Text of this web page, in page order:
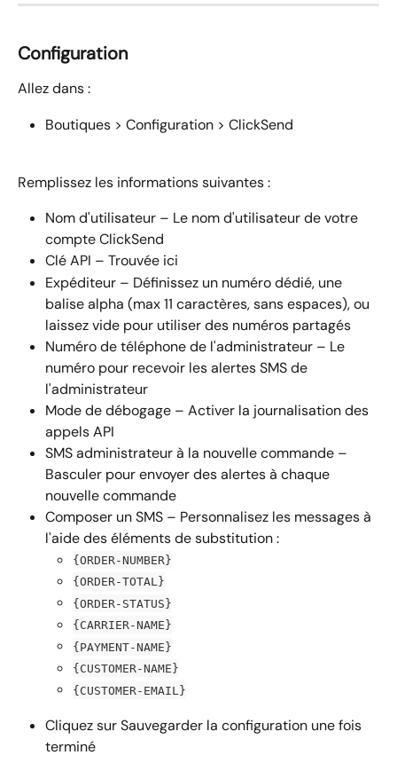
Configuration
Allez dans :
Boutiques > Configuration > ClickSend
Remplissez les informations suivantes :
Nom d'utilisateur – Le nom d'utilisateur de votre
compte ClickSend
Clé API – Trouvée ici
Expéditeur – Définissez un numéro dédié, une
balise alpha (max 11 caractères, sans espaces), ou
laissez vide pour utiliser des numéros partagés
Numéro de téléphone de l'administrateur – Le
numéro pour recevoir les alertes SMS de
l'administrateur
Mode de débogage – Activer la journalisation des
appels API
SMS administrateur à la nouvelle commande –
Basculer pour envoyer des alertes à chaque
nouvelle commande
Composer un SMS – Personnalisez les messages à
l'aide des éléments de substitution :
{ORDER-NUMBER}
{ORDER-TOTAL}
{ORDER-STATUS}
{CARRIER-NAME}
{PAYMENT-NAME}
{CUSTOMER-NAME}
{CUSTOMER-EMAIL}
Cliquez sur Sauvegarder la configuration une fois
terminé